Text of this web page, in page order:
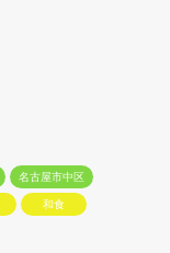
名古屋市中区
和食